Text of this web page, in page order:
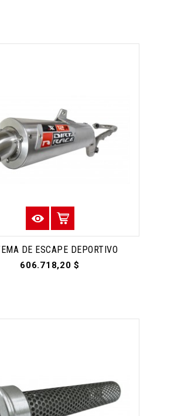
DE ESCAPE DEPORTIVO
606.718,20 $